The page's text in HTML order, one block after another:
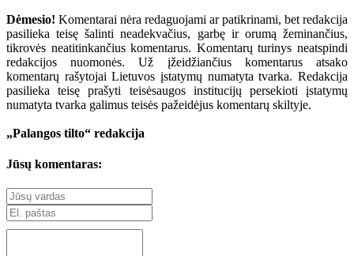
Dėmesio! Komentarai nėra redaguojami ar patikrinami, bet redakcija
pasilieka teisę šalinti neadekvačius, garbę ir orumą žeminančius,
tikrovės neatitinkančius komentarus. Komentarų turinys neatspindi
redakcijos nuomonės. Už įžeidžiančius komentarus atsako
komentarų rašytojai Lietuvos įstatymų numatyta tvarka. Redakcija
pasilieka teisę prašyti teisėsaugos institucijų persekioti įstatymų
numatyta tvarka galimus teisės pažeidėjus komentarų skiltyje.
„Palangos tilto“ redakcija
Jūsų komentaras: